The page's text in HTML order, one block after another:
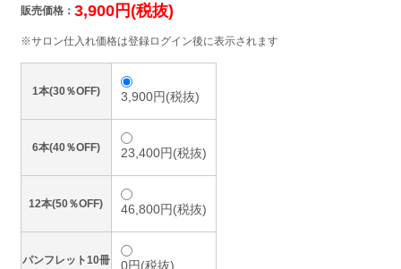
販売価格： 3,900円(税抜)
※サロン仕入れ価格は登録ログイン後に表示されます
1本(30％OFF) 3,900円(税抜)
6本(40％OFF) 23,400円(税抜)
12本(50％OFF) 46,800円(税抜)
パンフレット10冊 0円(税抜)